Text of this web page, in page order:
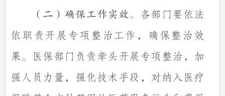
（二）确保工作实效。 各部门要依法
依职责开展专项整治工作，确保整治效
果。医保部门负责牵头开展专项整治，加
强人员力量，强化技术手段，对纳入医疗